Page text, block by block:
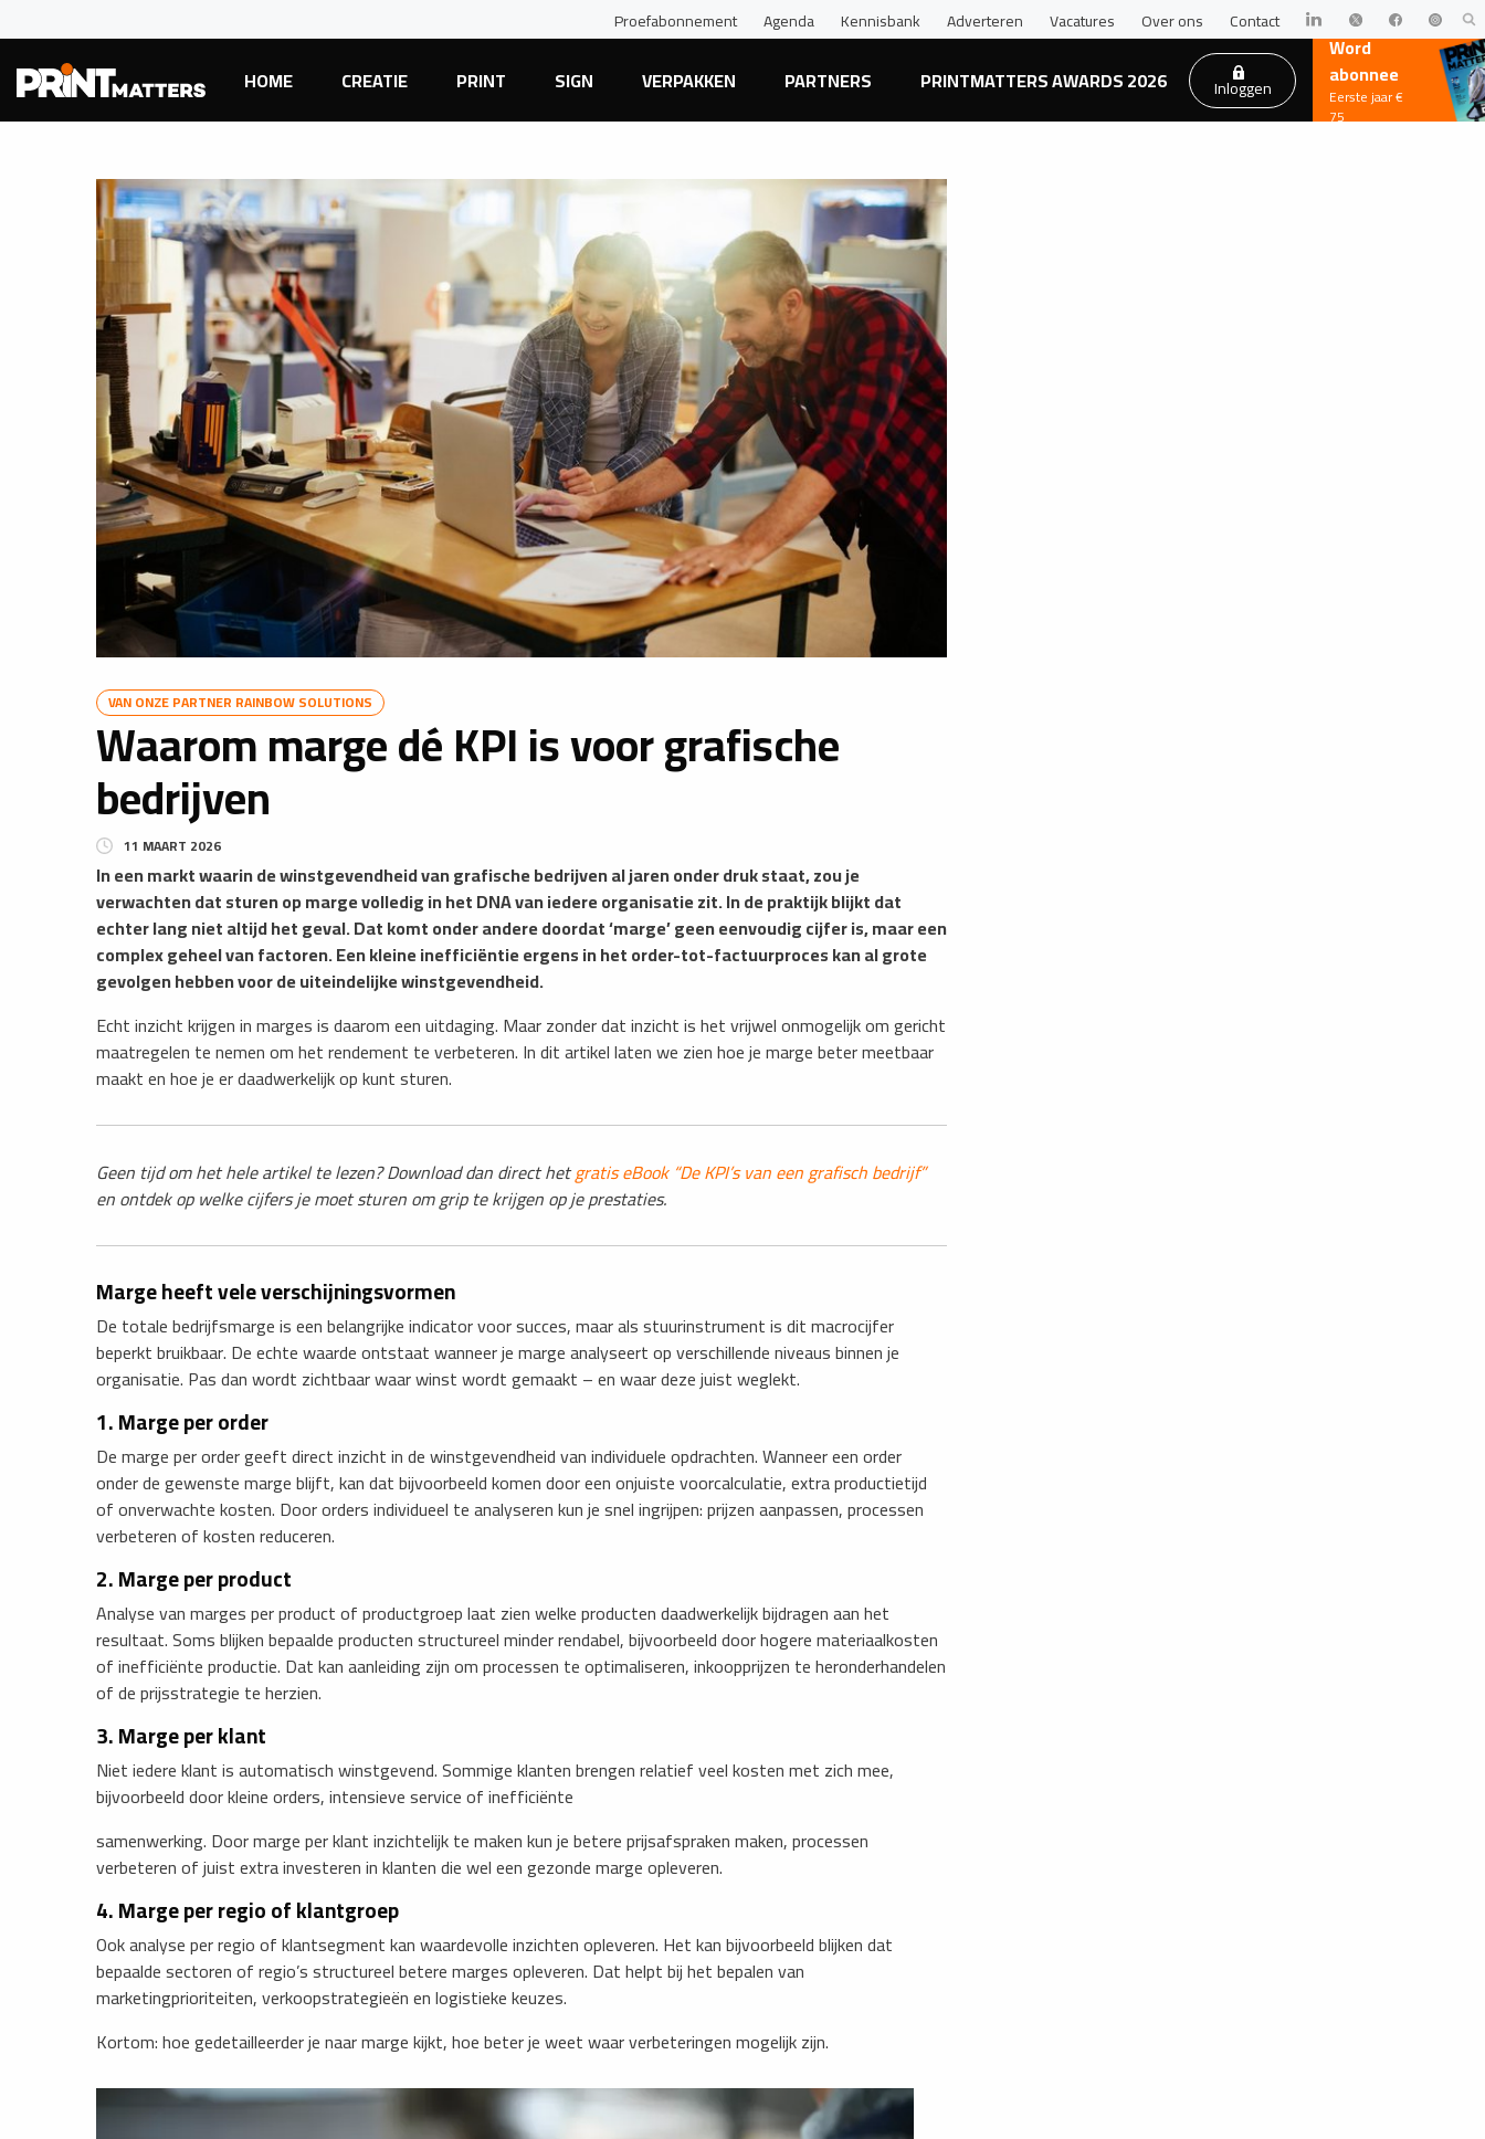
Proefabonnement Agenda Kennisbank Adverteren Vacatures Over ons Contact
HOME CREATIE PRINT SIGN VERPAKKEN PARTNERS PRINTMATTERS AWARDS 2026 Inloggen
Word
abonnee
Eerste jaar €
75
VAN ONZE PARTNER RAINBOW SOLUTIONS
Waarom marge dé KPI is voor grafische
bedrijven
11 MAART 2026
In een markt waarin de winstgevendheid van grafische bedrijven al jaren onder druk staat, zou je
verwachten dat sturen op marge volledig in het DNA van iedere organisatie zit. In de praktijk blijkt dat
echter lang niet altijd het geval. Dat komt onder andere doordat ‘marge’ geen eenvoudig cijfer is, maar een
complex geheel van factoren. Een kleine inefficiëntie ergens in het order-tot-factuurproces kan al grote
gevolgen hebben voor de uiteindelijke winstgevendheid.
Echt inzicht krijgen in marges is daarom een uitdaging. Maar zonder dat inzicht is het vrijwel onmogelijk om gericht
maatregelen te nemen om het rendement te verbeteren. In dit artikel laten we zien hoe je marge beter meetbaar
maakt en hoe je er daadwerkelijk op kunt sturen.
Geen tijd om het hele artikel te lezen? Download dan direct hetgratis eBook “De KPI’s van een grafisch bedrijf”
en ontdek op welke cijfers je moet sturen om grip te krijgen op je prestaties.
Marge heeft vele verschijningsvormen
De totale bedrijfs­marge is een belangrijke indicator voor succes, maar als stuurinstrument is dit macrocijfer
beperkt bruikbaar. De echte waarde ontstaat wanneer je marge analyseert op verschillende niveaus binnen je
organisatie. Pas dan wordt zichtbaar waar winst wordt gemaakt – en waar deze juist weglekt.
1. Marge per order
De marge per order geeft direct inzicht in de winstgevendheid van individuele opdrachten. Wanneer een order
onder de gewenste marge blijft, kan dat bijvoorbeeld komen door een onjuiste voorcalculatie, extra productietijd
of onverwachte kosten. Door orders individueel te analyseren kun je snel ingrijpen: prijzen aanpassen, processen
verbeteren of kosten reduceren.
2. Marge per product
Analyse van marges per product of productgroep laat zien welke producten daadwerkelijk bijdragen aan het
resultaat. Soms blijken bepaalde producten structureel minder rendabel, bijvoorbeeld door hogere materiaalkosten
of inefficiënte productie. Dat kan aanleiding zijn om processen te optimaliseren, inkoopprijzen te heronderhandelen
of de prijsstrategie te herzien.
3. Marge per klant
Niet iedere klant is automatisch winstgevend. Sommige klanten brengen relatief veel kosten met zich mee,
bijvoorbeeld door kleine orders, intensieve service of inefficiënte
samenwerking. Door marge per klant inzichtelijk te maken kun je betere prijsafspraken maken, processen
verbeteren of juist extra investeren in klanten die wel een gezonde marge opleveren.
4. Marge per regio of klantgroep
Ook analyse per regio of klantsegment kan waardevolle inzichten opleveren. Het kan bijvoorbeeld blijken dat
bepaalde sectoren of regio’s structureel betere marges opleveren. Dat helpt bij het bepalen van
marketingprioriteiten, verkoopstrategieën en logistieke keuzes.
Kortom: hoe gedetailleerder je naar marge kijkt, hoe beter je weet waar verbeteringen mogelijk zijn.